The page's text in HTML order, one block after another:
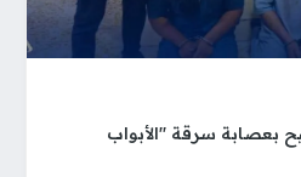
بعصابة سرقة "الأبواب